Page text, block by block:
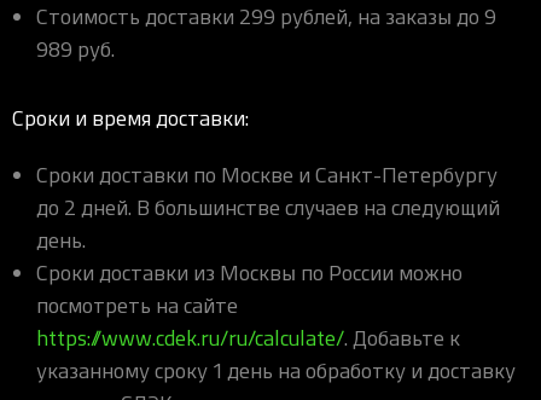
Стоимость доставки 299 рублей, на заказы до 9
989 руб.
Сроки и время доставки:
Сроки доставки по Москве и Санкт-Петербургу
до 2 дней. В большинстве случаев на следующий
день.
Сроки доставки из Москвы по России можно
посмотреть на сайте
https://www.cdek.ru/ru/calculate/. Добавьте к
указанному сроку 1 день на обработку и доставку